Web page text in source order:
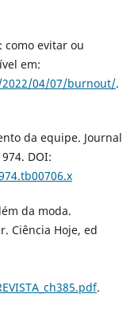
como evitar ou
em:
04/07/burnout/.
da equipe. Journal
DOI:
da moda.
Ciência Hoje, ed
.